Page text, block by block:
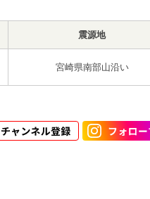
震源地
宮崎県南部山沿い